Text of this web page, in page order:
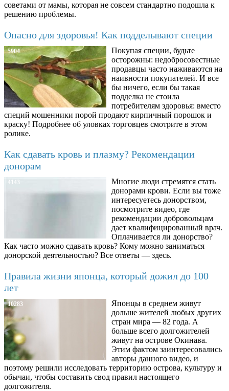
советами от мамы, которая не совсем стандартно подошла к
решению проблемы.
Опасно для здоровья! Как подделывают специи
5904
Покупая специи, будьте
осторожны: недобросовестные
продавцы часто наживаются на
наивности покупателей. И все
бы ничего, если бы такая
подделка не стоила
потребителям здоровья: вместо
специй мошенники порой продают кирпичный порошок и
краску! Подробнее об уловках торговцев смотрите в этом
ролике.
Как сдавать кровь и плазму? Рекомендации
донорам
4143
Многие люди стремятся стать
донорами крови. Если вы тоже
интересуетесь донорством,
посмотрите видео, где
рекомендации добровольцам
дает квалифицированный врач.
Оплачивается ли донорство?
Как часто можно сдавать кровь? Кому можно заниматься
донорской деятельностью? Все ответы — здесь.
Правила жизни японца, который дожил до 100
лет
10283
Японцы в среднем живут
дольше жителей любых других
стран мира — 82 года. А
больше всего долгожителей
живут на острове Окинава.
Этим фактом заинтересовались
авторы данного видео, и
поэтому решили исследовать территорию острова, культуру и
обычаи, чтобы составить свод правил настоящего
долгожителя.